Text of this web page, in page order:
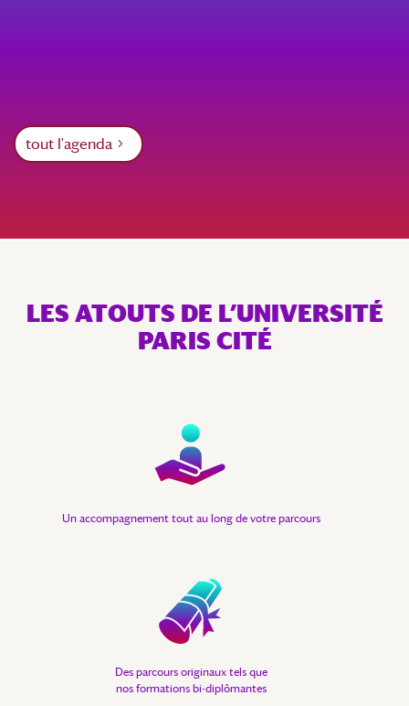
tout l'agenda
LES ATOUTS DE L’UNIVERSITÉ
PARIS CITÉ
Un accompagnement tout au long de votre parcours
Des parcours originaux tels que
nos formations bi-diplômantes